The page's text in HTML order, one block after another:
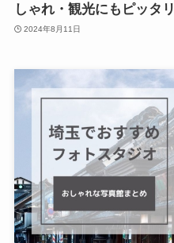
しゃれ・観光にもピッタリ
2024年8月11日